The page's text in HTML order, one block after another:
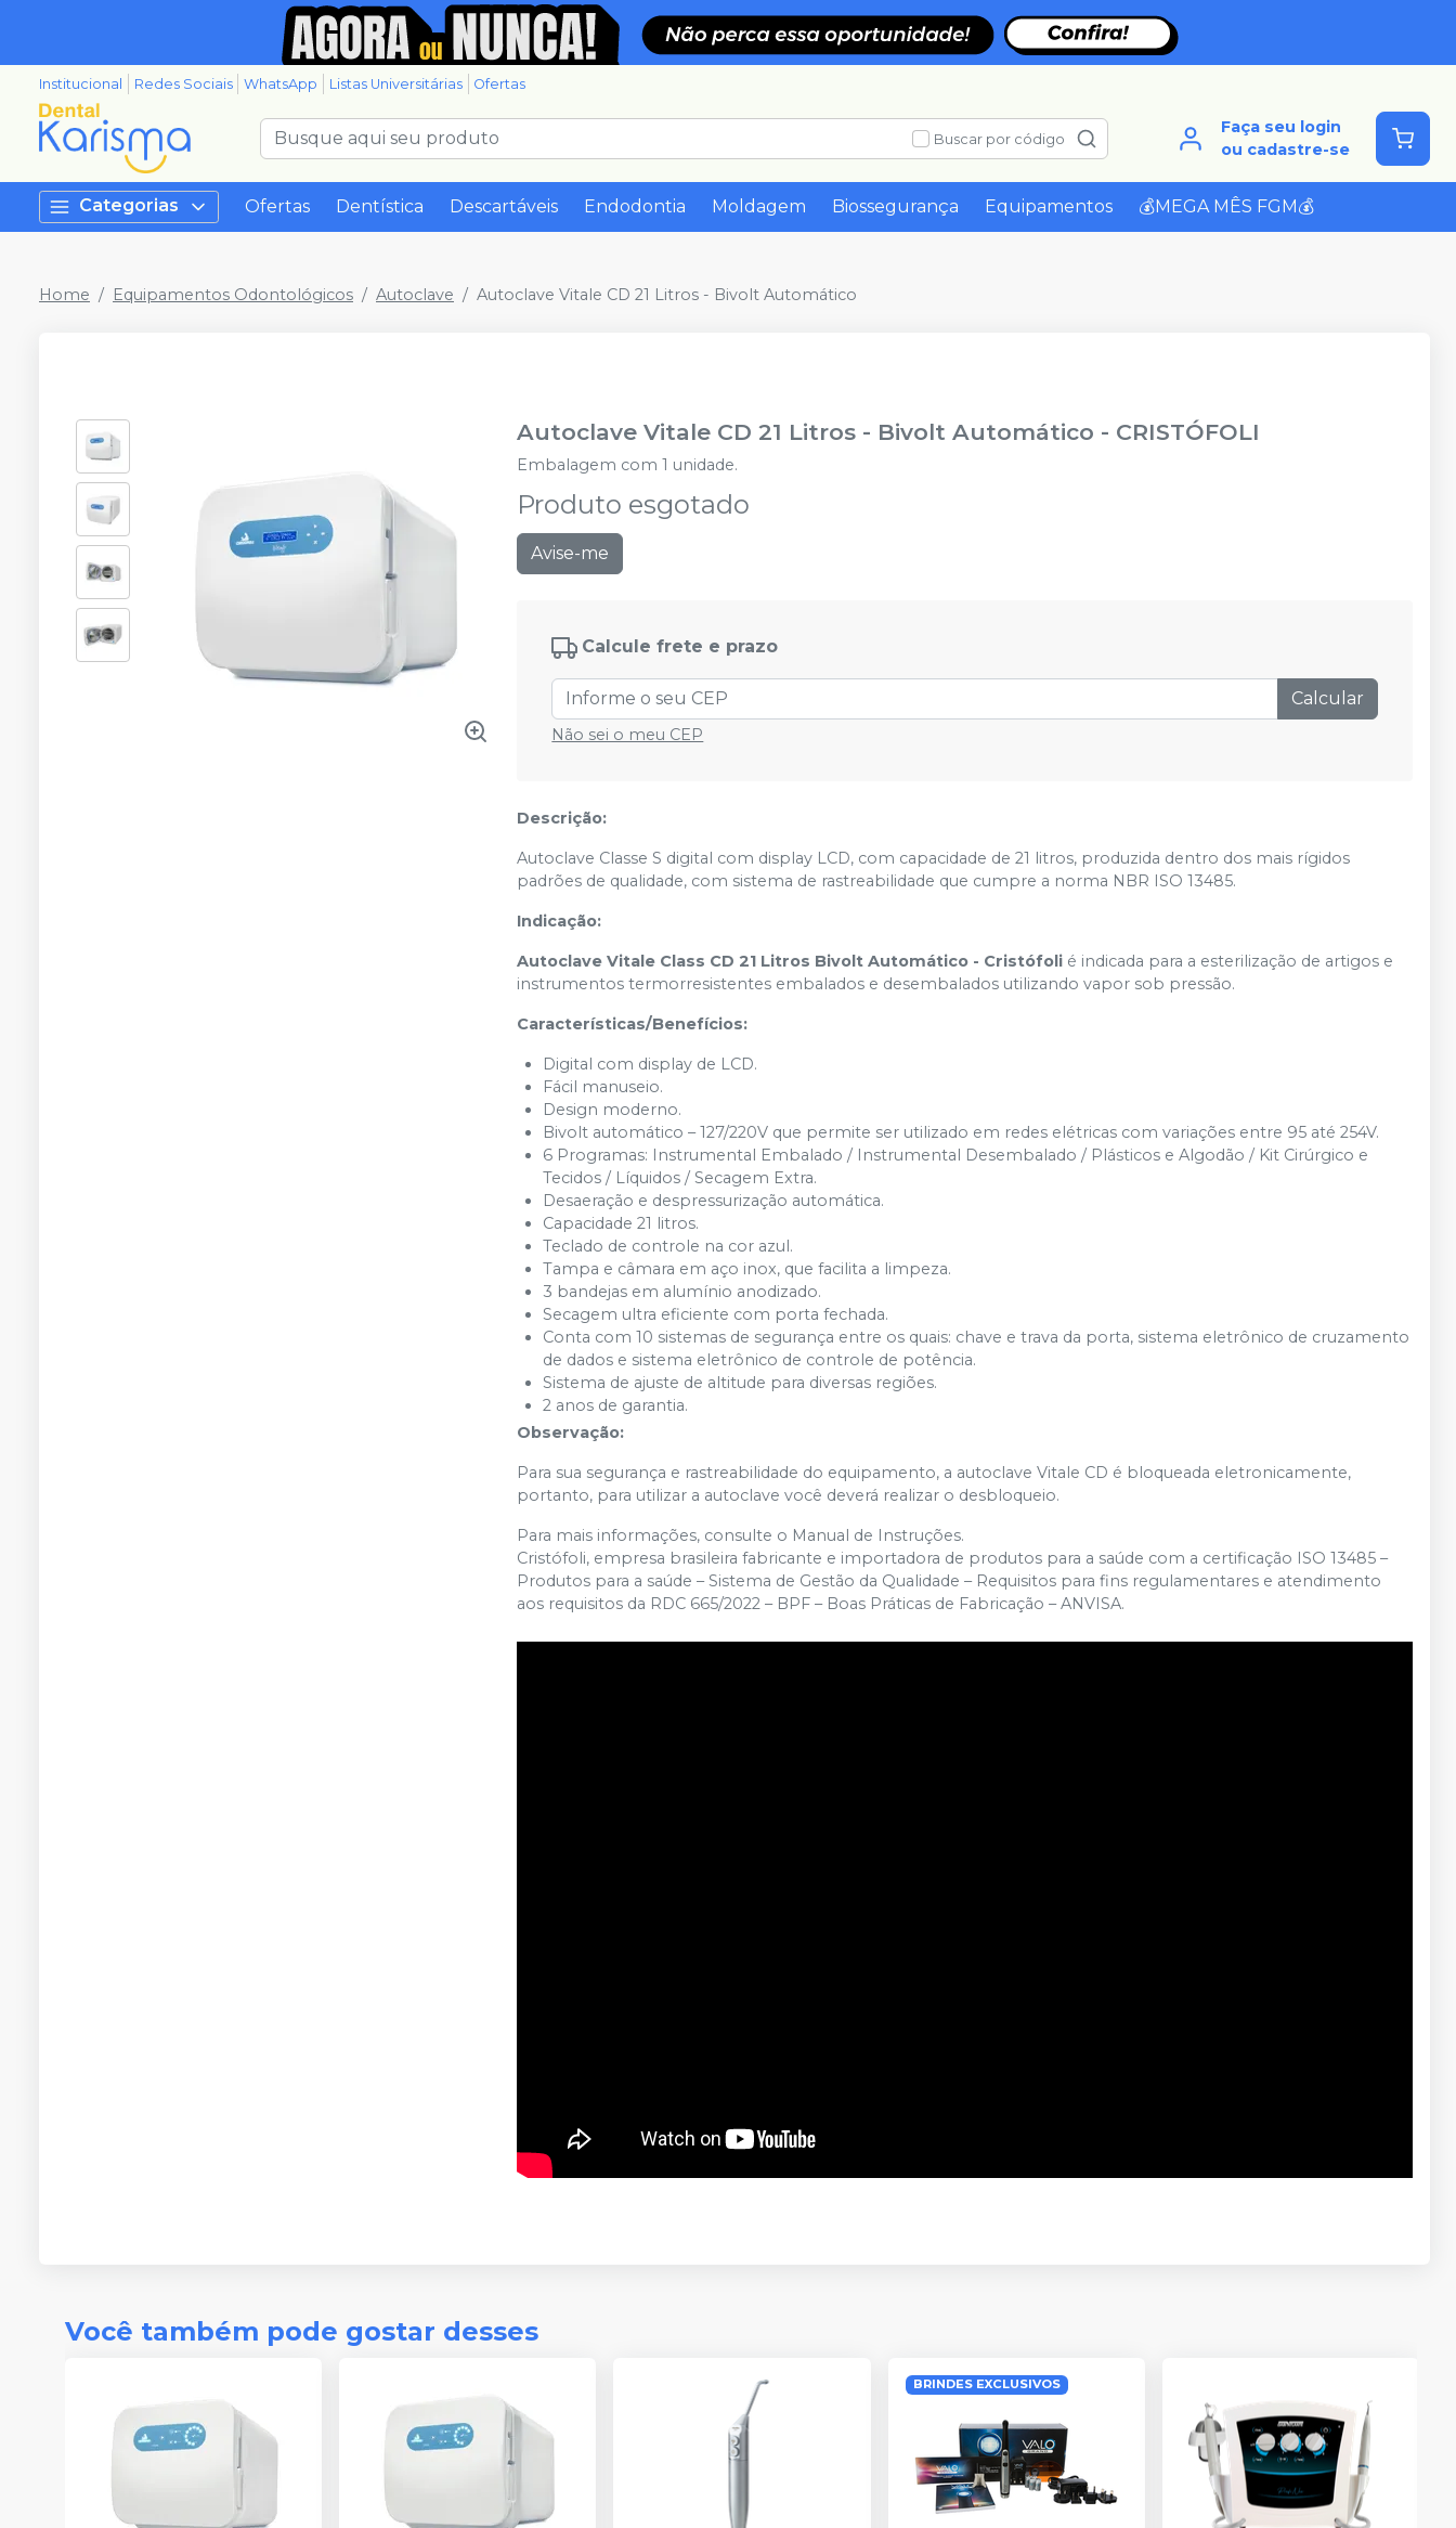
Institucional Redes Sociais WhatsApp Listas Universitárias Ofertas
Buscar por código
Faça seu login
ou cadastre-se
Categorias Ofertas Dentística Descartáveis Endodontia Moldagem Biossegurança Equipamentos 💰MEGA MÊS FGM💰
Home Equipamentos Odontológicos Autoclave Autoclave Vitale CD 21 Litros - Bivolt Automático
Autoclave Vitale CD 21 Litros - Bivolt Automático - CRISTÓFOLI
Embalagem com 1 unidade.
Produto esgotado
Avise-me
Calcule frete e prazo
Calcular
Não sei o meu CEP
Descrição:
Autoclave Classe S digital com display LCD, com capacidade de 21 litros, produzida dentro dos mais rígidos
padrões de qualidade, com sistema de rastreabilidade que cumpre a norma NBR ISO 13485.
Indicação:
Autoclave Vitale Class CD 21 Litros Bivolt Automático - Cristófoli é indicada para a esterilização de artigos e
instrumentos termorresistentes embalados e desembalados utilizando vapor sob pressão.
Características/Benefícios:
Digital com display de LCD.
Fácil manuseio.
Design moderno.
Bivolt automático – 127/220V que permite ser utilizado em redes elétricas com variações entre 95 até 254V.
6 Programas: Instrumental Embalado / Instrumental Desembalado / Plásticos e Algodão / Kit Cirúrgico e
Tecidos / Líquidos / Secagem Extra.
Desaeração e despressurização automática.
Capacidade 21 litros.
Teclado de controle na cor azul.
Tampa e câmara em aço inox, que facilita a limpeza.
3 bandejas em alumínio anodizado.
Secagem ultra eficiente com porta fechada.
Conta com 10 sistemas de segurança entre os quais: chave e trava da porta, sistema eletrônico de cruzamento
de dados e sistema eletrônico de controle de potência.
Sistema de ajuste de altitude para diversas regiões.
2 anos de garantia.
Observação:
Para sua segurança e rastreabilidade do equipamento, a autoclave Vitale CD é bloqueada eletronicamente,
portanto, para utilizar a autoclave você deverá realizar o desbloqueio.
Para mais informações, consulte o Manual de Instruções.
Cristófoli, empresa brasileira fabricante e importadora de produtos para a saúde com a certificação ISO 13485 –
Produtos para a saúde – Sistema de Gestão da Qualidade – Requisitos para fins regulamentares e atendimento
aos requisitos da RDC 665/2022 – BPF – Boas Práticas de Fabricação – ANVISA.
Você também pode gostar desses
BRINDES EXCLUSIVOS